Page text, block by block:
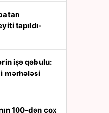
tapıldı-
mərhələsi